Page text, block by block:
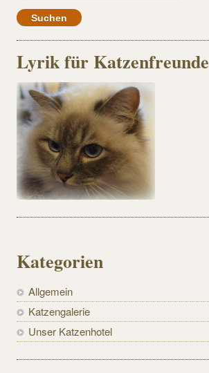
Lyrik für Katzenfreunde
Kategorien
Allgemein
Katzengalerie
Unser Katzenhotel